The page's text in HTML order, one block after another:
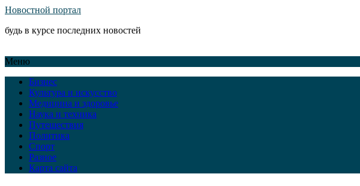
Новостной портал
будь в курсе последних новостей
Меню
Бизнес
Культура и искусство
Медицина и здоровье
Наука и техника
Путешествия
Политика
Спорт
Разное
Карта сайта